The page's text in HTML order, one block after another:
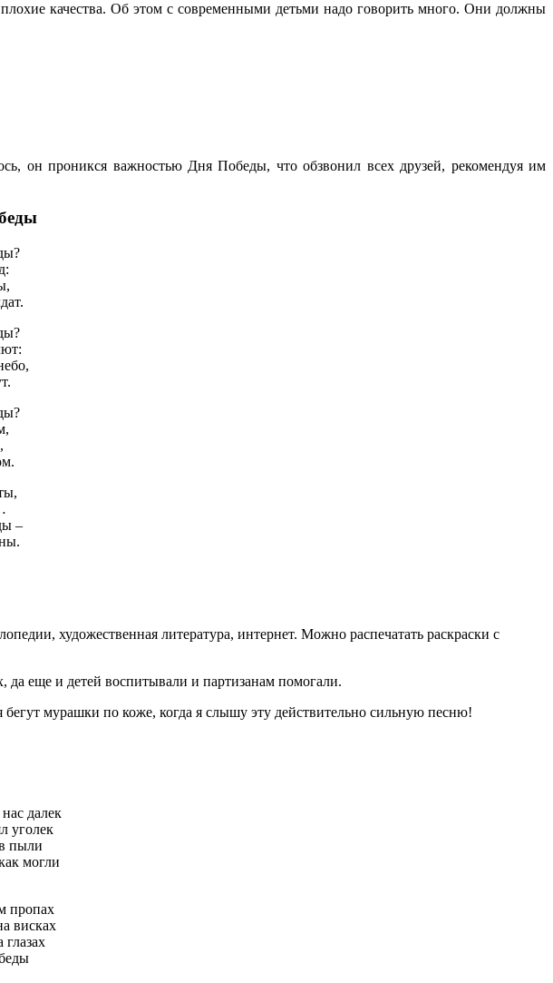
качества. Об этом с современными детьми надо говорить много. Они должны
он проникся важностью Дня Победы, что обзвонил всех друзей, рекомендуя им
–
художественная литература, интернет. Можно распечатать раскраски с
да еще и детей воспитывали и партизанам помогали.
мурашки по коже, когда я слышу эту действительно сильную песню!
далек
уголек
пыли
могли
пропах
висках
глазах